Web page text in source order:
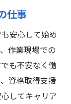
仕事
安心して始め
作業現場での
も不安なく働
資格取得支援
してキャリア